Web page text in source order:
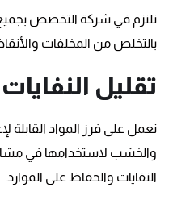
نلتزم في شركة التخصص بجميع
بالتخلص من المخلفات
تقليل النفايات
نعمل على فرز المواد القابلة
والخشب لاستخدامها في
النفايات والحفاظ على الموارد.